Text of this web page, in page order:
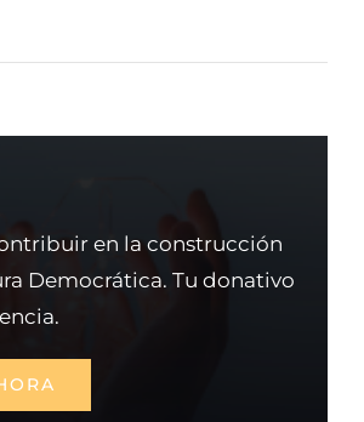
en la construcción
Democrática. Tu donativo